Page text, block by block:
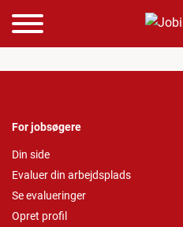
For jobsøgere
Din side
Evaluer din arbejdsplads
Se evalueringer
Opret profil